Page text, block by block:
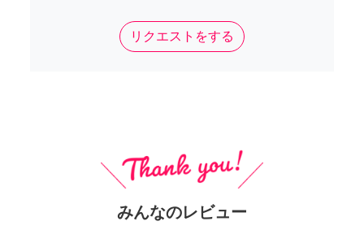
リクエストをする
みんなのレビュー